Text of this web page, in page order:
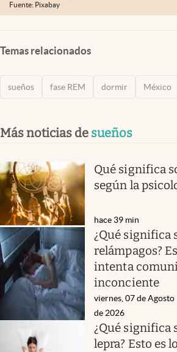
Fuente: Pixabay
Temas relacionados
sueños fase REM dormir México
Más noticias de sueños
Qué significa
según la
hace 39 min
¿Qué significa
relámpagos?
intenta
inconciente
viernes, 07 de Agosto
de 2026
¿Qué significa
lepra? Esto es